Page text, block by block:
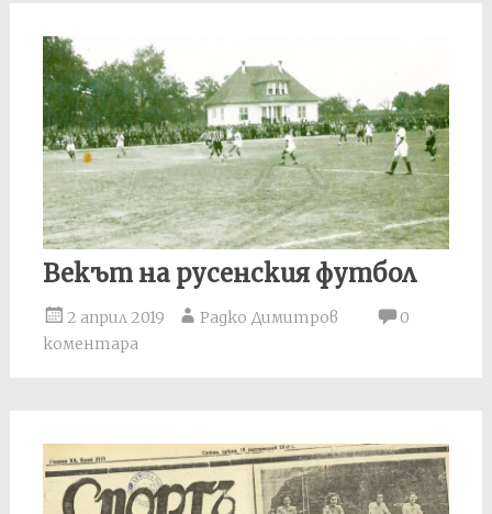
Векът на русенския футбол
2 април 2019 Радко Димитров
0
коментара